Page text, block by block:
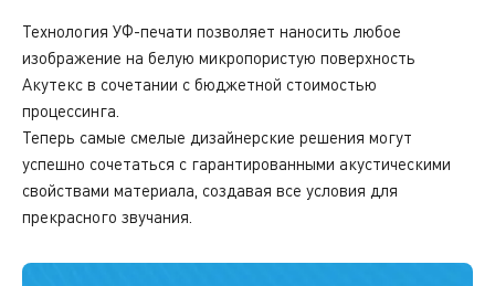
Технология УФ-печати позволяет наносить любое
изображение на белую микропористую поверхность
Акутекс в сочетании с бюджетной стоимостью
процессинга.
Теперь самые смелые дизайнерские решения могут
успешно сочетаться с гарантированными акустическими
свойствами материала, создавая все условия для
прекрасного звучания.